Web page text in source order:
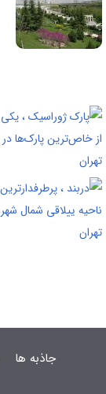
جاذبه ها